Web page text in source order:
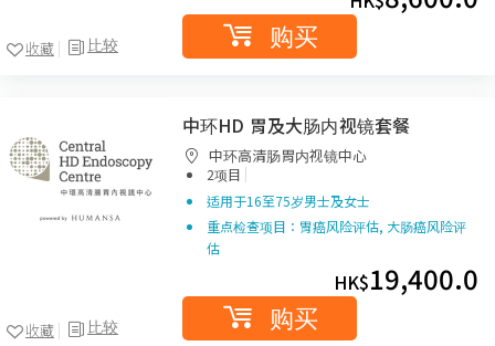
比较
收藏 购买
比较
收藏
中环HD 胃及大肠内视镜套餐
中环高清肠胃内视镜中心
2项目 |
适用于16至75岁男士及女士
重点检查项目：胃癌风险评估, 大肠癌风险评
估
HK$19,400.0
购买